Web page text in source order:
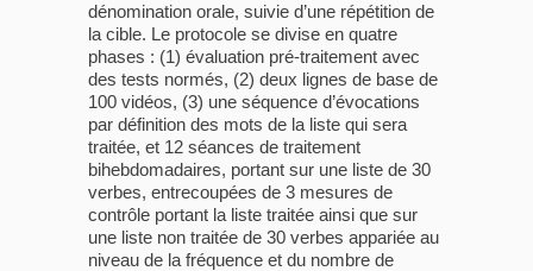
dénomination orale, suivie d’une répétition de
la cible. Le protocole se divise en quatre
phases : (1) évaluation pré-traitement avec
des tests normés, (2) deux lignes de base de
100 vidéos, (3) une séquence d’évocations
par définition des mots de la liste qui sera
traitée, et 12 séances de traitement
bihebdomadaires, portant sur une liste de 30
verbes, entrecoupées de 3 mesures de
contrôle portant la liste traitée ainsi que sur
une liste non traitée de 30 verbes appariée au
niveau de la fréquence et du nombre de